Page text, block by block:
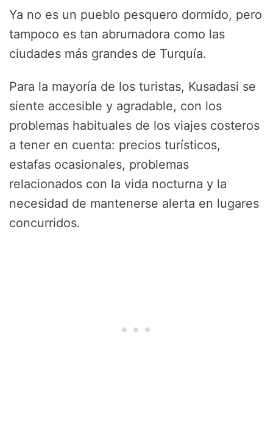
Ya no es un pueblo pesquero dormido, pero
tampoco es tan abrumadora como las
ciudades más grandes de Turquía.
Para la mayoría de los turistas, Kusadasi se
siente accesible y agradable, con los
problemas habituales de los viajes costeros
a tener en cuenta: precios turísticos,
estafas ocasionales, problemas
relacionados con la vida nocturna y la
necesidad de mantenerse alerta en lugares
concurridos.